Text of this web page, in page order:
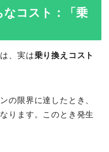
コスト：「乗
、実は乗り換えコスト
の限界に達したとき、
ります。このとき発生